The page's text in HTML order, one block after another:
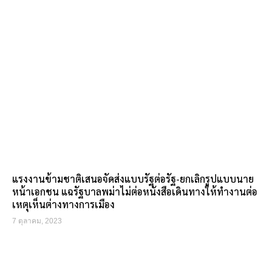
แรงงานข้ามชาติเสนอจัดส่งแบบรัฐต่อรัฐ-ยกเลิกรูปแบบนาย
หน้าเอกชน แฉรัฐบาลพม่าไม่ต่อหนังสือเดินทางให้ทำงานต่อ
เหตุเห็นต่างทางการเมือง
7 ตุลาคม, 2023